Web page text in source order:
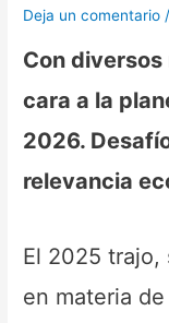
Deja un comentario
Con
cara a la
2026.
relevancia
El 2025 trajo,
en materia